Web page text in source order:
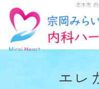
志木市
エレ